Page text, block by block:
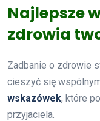
Najlepsze
zdrowia
Zadbanie o zdrowie
cieszyć się
wskazówek, które
przyjaciela.